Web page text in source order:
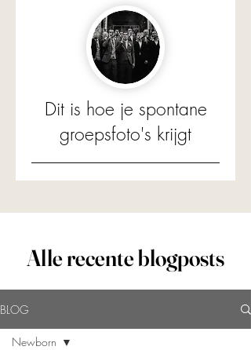
Dit is hoe je spontane
groepsfoto's krijgt
Alle recente blogposts
BLOG
Newborn